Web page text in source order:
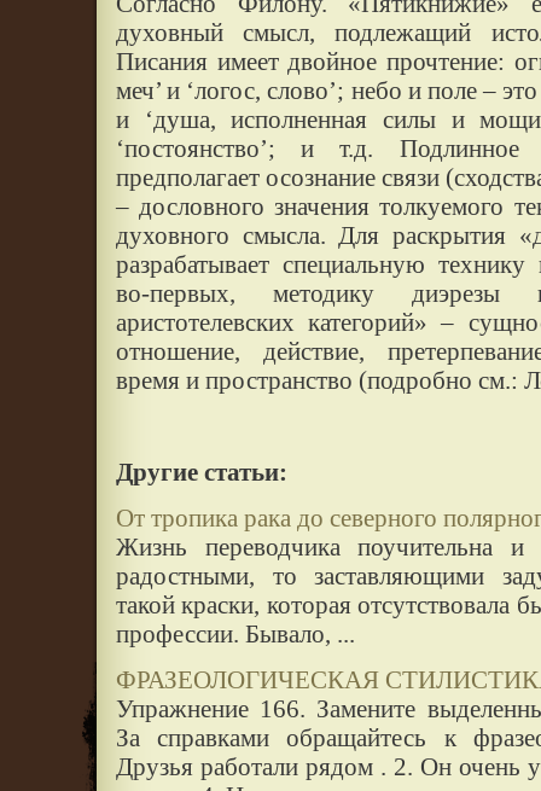
духовный смысл, подлежащий
Писания имеет двойное прочтение:
меч’ и ‘логос, слово’; небо и поле –
и ‘душа, исполненная силы и
‘постоянство’; и т.д.
предполагает осознание связи
– дословного значения толкуемого
духовного смысла. Для раскрытия
разрабатывает специальную технику
во-первых, методику диэрезы
аристотелевских категорий» –
отношение, действие,
время и пространство (подробно см.:
Другие статьи:
От тропика рака до северного
Жизнь переводчика поучительна и
радостными, то заставляющими
такой краски, которая отсутствовала
профессии. Бывало, ...
ФРАЗЕОЛОГИЧЕСКАЯ
Упражнение 166. Замените
За справками обращайтесь к
Друзья работали рядом . 2. Он